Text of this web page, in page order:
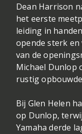
Dean Harrison
het eerste
leiding in
opende sterk
van de
Michael Dunlop
rustig
Bij Glen Helen
op Dunlop,
Yamaha derde